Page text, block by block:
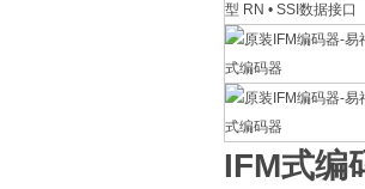
型 RN • SSI数据接口
IFM式编